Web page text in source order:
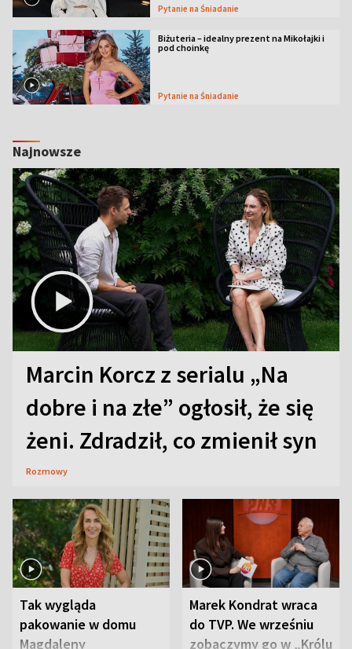
Pytanie na Śniadanie
Biżuteria – idealny prezent na Mikołajki i
pod choinkę
Pytanie na Śniadanie
Najnowsze
Marcin Korcz z serialu „Na
dobre i na złe” ogłosił, że się
żeni. Zdradził, co zmienił syn
Rozmowy
Tak wygląda
pakowanie w domu
Magdaleny
Marek Kondrat wraca
do TVP. We wrześniu
zobaczymy go w „Królu